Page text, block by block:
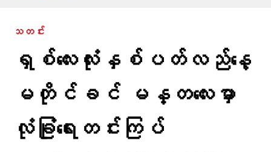
သတင်း
ရှစ်လေးလုံးနှစ်ပတ်လည်နေ့
မတိုင်ခင် မန္တလေးမှာ
လုံခြုံရေးတင်းကြပ်